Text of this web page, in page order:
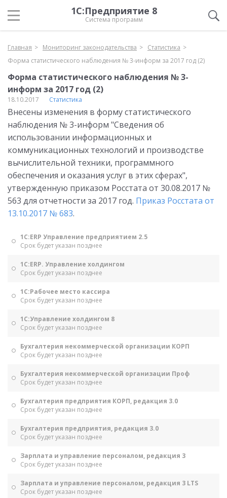
1С:Предприятие 8
Система программ
Главная Мониторинг законодательства
Статистика
Форма статистического наблюдения № 3-информ за 2017 год (2)
Форма статистического наблюдения № 3-
информ за 2017 год (2)
18.10.2017 Статистика
Внесены изменения в форму статистического
наблюдения № 3-информ "Сведения об
использовании информационных и
коммуникационных технологий и производстве
вычислительной техники, программного
обеспечения и оказания услуг в этих сферах",
утвержденную приказом Росстата от 30.08.2017 №
563 для отчетности за 2017 год. Приказ Росстата от
13.10.2017 № 683.
1С:ERP Управление предприятием 2.5
Срок будет указан позднее
1С:ERP. Управление холдингом
Срок будет указан позднее
1С:Рабочее место кассира
Срок будет указан позднее
1С:Управление холдингом 8
Срок будет указан позднее
Бухгалтерия некоммерческой организации КОРП
Срок будет указан позднее
Бухгалтерия некоммерческой организации Проф
Срок будет указан позднее
Бухгалтерия предприятия КОРП, редакция 3.0
Срок будет указан позднее
Бухгалтерия предприятия, редакция 3.0
Срок будет указан позднее
Зарплата и управление персоналом, редакция 3
Срок будет указан позднее
Зарплата и управление персоналом, редакция 3 LTS
Срок будет указан позднее